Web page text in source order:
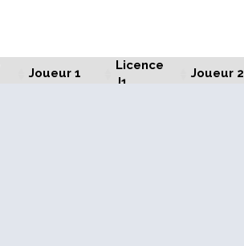
Joueur 1
Licence
J1
Joueur 2